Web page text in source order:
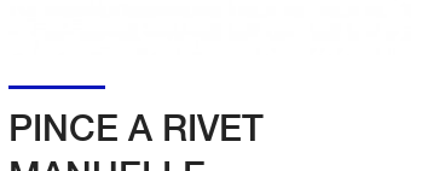
PINCE A RIVET